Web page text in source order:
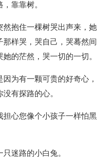
，靠靠树。
然抱住一棵树哭出声来，她
那样哭，哭自己，哭蓦然间
的茫然，哭一切的一切。
为有一颗可贵的好奇心，
没有探路的心。
担心您像个小孩子一样怕黑
只迷路的小白兔。